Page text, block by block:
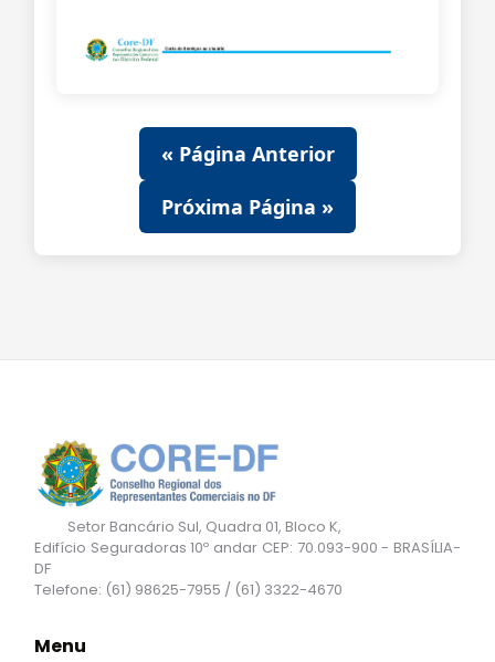
« Página Anterior
Próxima Página »
Setor Bancário Sul, Quadra 01, Bloco K,
Edifício Seguradoras 10º andar CEP: 70.093-900 - BRASÍLIA-
DF
Telefone: (61) 98625-7955 / (61) 3322-4670
Menu